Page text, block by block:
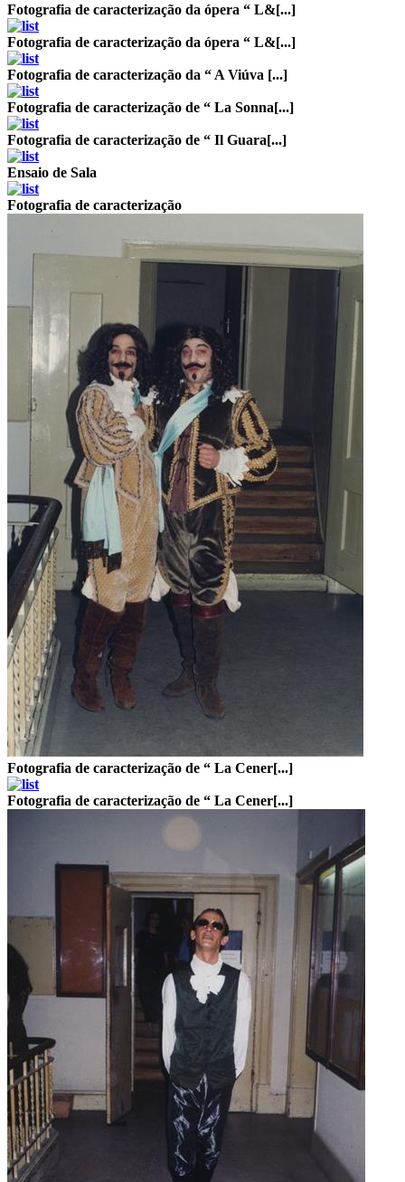
Fotografia de caracterização da ópera “ L&[...]
Fotografia de caracterização da ópera “ L&[...]
Fotografia de caracterização da “ A Viúva [...]
Fotografia de caracterização de “ La Sonna[...]
Fotografia de caracterização de “ Il Guara[...]
Ensaio de Sala
Fotografia de caracterização
Fotografia de caracterização de “ La Cener[...]
Fotografia de caracterização de “ La Cener[...]